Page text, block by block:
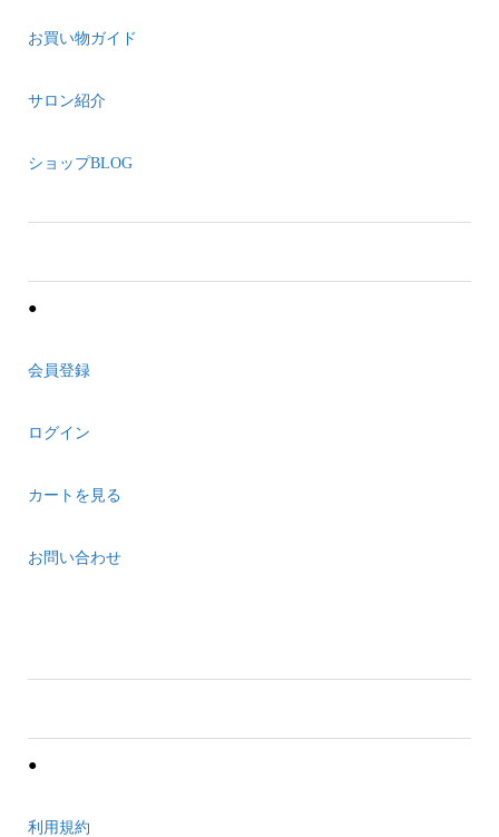
お買い物ガイド
サロン紹介
ショップBLOG
●
会員登録
ログイン
カートを見る
お問い合わせ
●
利用規約